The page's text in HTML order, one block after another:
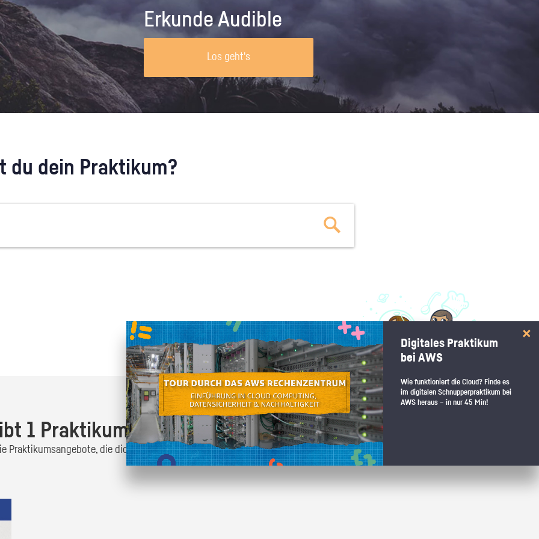
Unternehmen lohnt, wie man sich
vorbereitet und wie ein Vorab-Anruf
abläuft.
Erkunde Audible
Los geht's
du dein Praktikum?
Oder finde heraus was dich interessiert:
zum Stärkentest.
1 Praktikumsangebot!
Praktikumsangebote, die dich interessieren und bewirb dich wenn du den passenden Platz
Digitales Praktikum
bei AWS
Wie funktioniert die Cloud? Finde es
im digitalen Schnupperpraktikum bei
AWS heraus – in nur 45 Min!